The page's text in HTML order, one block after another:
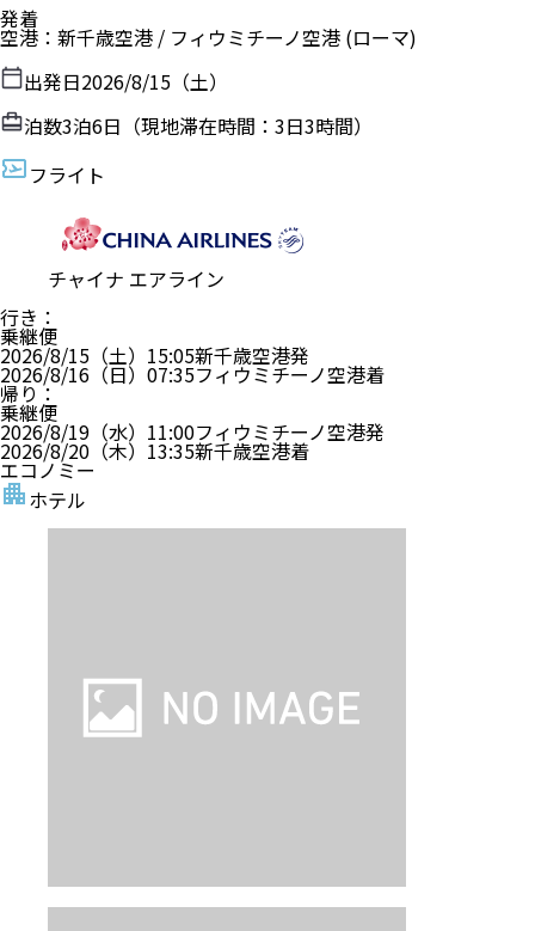
発着
空港 ： 新千歳空港 / フィウミチーノ空港 (ローマ)
出発日2026/8/15（土）
泊数3泊6日（現地滞在時間： 3日3時間）
フライト
チャイナ エアライン
行き ：
乗継便
2026/8/15（土） 15:05新千歳空港発
2026/8/16（日） 07:35フィウミチーノ空港着
帰り ：
乗継便
2026/8/19（水） 11:00フィウミチーノ空港発
2026/8/20（木） 13:35新千歳空港着
エコノミー
ホテル